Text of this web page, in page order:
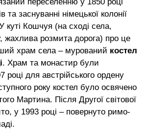
переселенню у 1850 році
та заснуванні німецької колонії
куті Кошчуя (на сході села,
жахлива розмита дорога) про це
храм села – мурований костел
. Храм та монастир були
році для австрійського ордену
року костел було освячено
Мартина. Після Другої світової
у 1993 році – повернуто римо-